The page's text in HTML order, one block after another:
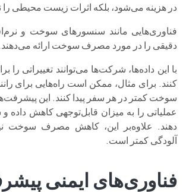
در هزینه می‌شود، بلکه اثرات زیست محیطی
فناوری‌هایی مانند سنسورهای سوخت و
دقیقی را در مورد مصرف سوخت ارائه می‌دهند.
با این داده‌ها، شرکت‌ها می‌توانند تغییراتی را
کنند. برای مثال، ممکن است راه‌هایی برای
سوخت کمتر در هر سفر پیدا کنند. این
عملیاتی را به میزان قابل‌توجهی کاهش داده
دهند. علاوه‌بر این، کاهش مصرف سوخت
آلودگی کمتر است.
فناوری‌های ایمنی